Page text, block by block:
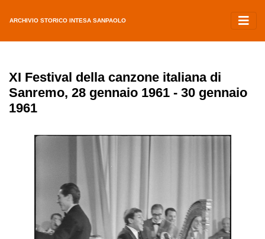
ARCHIVIO STORICO INTESA SANPAOLO
XI Festival della canzone italiana di
Sanremo, 28 gennaio 1961 - 30 gennaio
1961